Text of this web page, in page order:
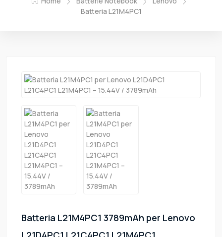
Batteria L21M4PC1
Batteria L21M4PC1 3789mAh per Lenovo